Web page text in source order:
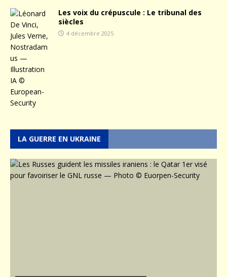
Les voix du crépuscule : Le tribunal des
siècles
4 décembre 2025
LA GUERRE EN UKRAINE